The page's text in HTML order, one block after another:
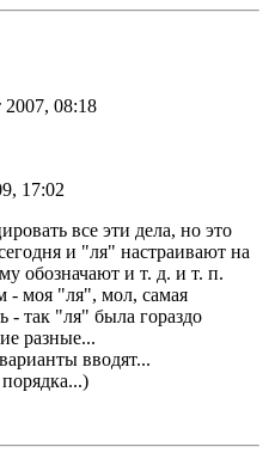
2007, 08:18
17:02
все эти дела, но это
и "ля" настраивают на
обозначают и т. д. и т. п.
- моя "ля", мол, самая
- так "ля" была гораздо
разные...
вводят...